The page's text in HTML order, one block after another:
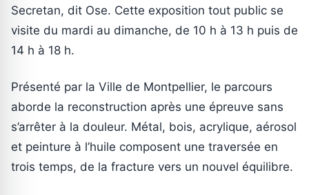
Secretan, dit Ose. Cette exposition tout public se
visite du mardi au dimanche, de 10 h à 13 h puis de
14 h à 18 h.
Présenté par la Ville de Montpellier, le parcours
aborde la reconstruction après une épreuve sans
s’arrêter à la douleur. Métal, bois, acrylique, aérosol
et peinture à l’huile composent une traversée en
trois temps, de la fracture vers un nouvel équilibre.